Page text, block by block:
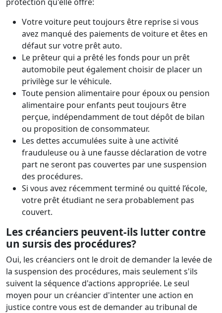
Votre voiture peut toujours être reprise si vous
avez manqué des paiements de voiture et êtes en
défaut sur votre prêt auto.
Le prêteur qui a prêté les fonds pour un prêt
automobile peut également choisir de placer un
privilège sur le véhicule.
Toute pension alimentaire pour époux ou pension
alimentaire pour enfants peut toujours être
perçue, indépendamment de tout dépôt de bilan
ou proposition de consommateur.
Les dettes accumulées suite à une activité
frauduleuse ou à une fausse déclaration de votre
part ne seront pas couvertes par une suspension
des procédures.
Si vous avez récemment terminé ou quitté l’école,
votre prêt étudiant ne sera probablement pas
couvert.
Les créanciers peuvent-ils lutter contre
un sursis des procédures?
Oui, les créanciers ont le droit de demander la levée de
la suspension des procédures, mais seulement s'ils
suivent la séquence d'actions appropriée. Le seul
moyen pour un créancier d'intenter une action en
justice contre vous est de demander au tribunal de